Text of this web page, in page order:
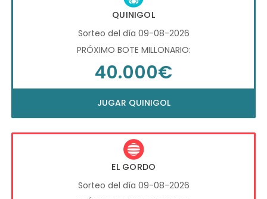
QUINIGOL
Sorteo del día 09-08-2026
PRÓXIMO BOTE MILLONARIO:
40.000€
JUGAR QUINIGOL
EL GORDO
Sorteo del día 09-08-2026